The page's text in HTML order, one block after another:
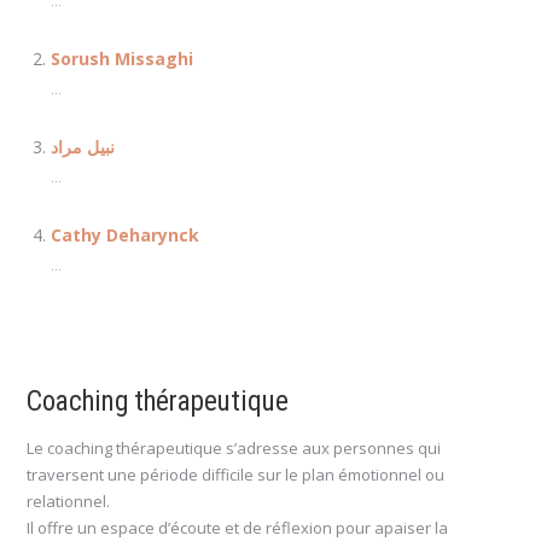
Sorush Missaghi
...
نبيل مراد
...
Cathy Deharynck
...
Coaching thérapeutique
Le coaching thérapeutique s’adresse aux personnes qui
traversent une période difficile sur le plan émotionnel ou
relationnel.
Il offre un espace d’écoute et de réflexion pour apaiser la